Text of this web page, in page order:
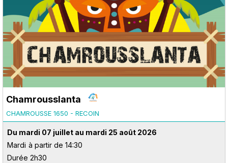
Chamrousslanta
CHAMROUSSE 1650 - RECOIN
Du mardi 07 juillet au mardi 25 août 2026
Mardi à partir de 14:30
Durée 2h30